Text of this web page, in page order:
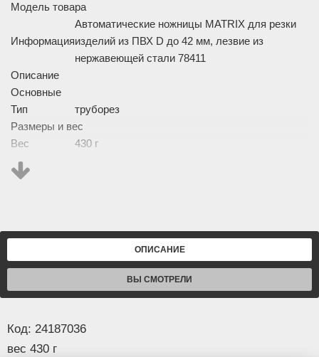
Модель товара
Информация
Автоматические ножницы MATRIX для резки
изделий из ПВХ D до 42 мм, лезвие из
нержавеющей стали 78411
Описание
Основные
Тип
труборез
Размеры и вес
Вес
430 г
Изображение товара и комплектация могут отличаться.
ОПИСАНИЕ
ВЫ СМОТРЕЛИ
Код: 24187036
вес 430 г